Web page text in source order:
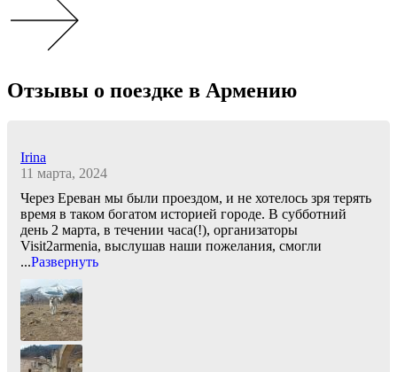
Отзывы о поездке в Армению
Irina
11 марта, 2024
Через Ереван мы были проездом, и не хотелось зря терять
время в таком богатом историей городе. В субботний
день 2 марта, в течении часа(!), организаторы
Visit2armenia, выслушав наши пожелания, смогли
...Развернуть